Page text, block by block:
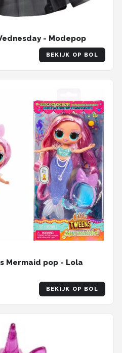
- Modepop
BEKIJK OP BOL
Mermaid pop - Lola
BEKIJK OP BOL